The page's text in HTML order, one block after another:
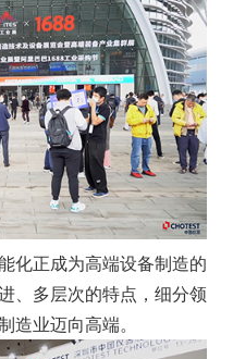
化正成为高端设备制造的
、多层次的特点，细分领
造业迈向高端。